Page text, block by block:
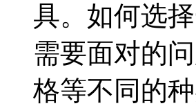
具。如何选
需要面对的
格等不同的